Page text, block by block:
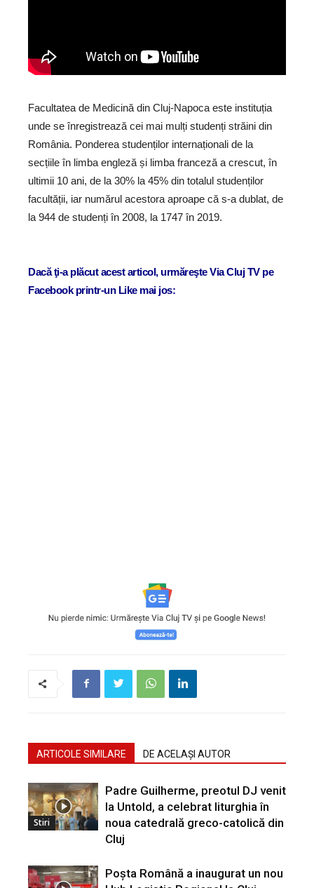
Facultatea de Medicină din Cluj-Napoca este instituția
unde se înregistrează cei mai mulți studenți străini din
România. Ponderea studenților internaționali de la
secțiile în limba engleză și limba franceză a crescut, în
ultimii 10 ani, de la 30% la 45% din totalul studenților
facultății, iar numărul acestora aproape că s-a dublat, de
la 944 de studenți în 2008, la 1747 în 2019.
Dacă ţi-a plăcut acest articol, urmăreşte Via Cluj TV pe
Facebook printr-un Like mai jos:
ARTICOLE SIMILARE DE ACELAȘI AUTOR
Stiri
Padre Guilherme, preotul DJ venit
la Untold, a celebrat liturghia în
noua catedrală greco-catolică din
Cluj
Poșta Română a inaugurat un nou